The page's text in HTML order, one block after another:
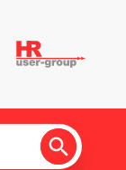
Search
Button